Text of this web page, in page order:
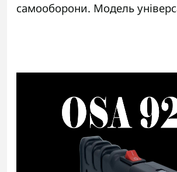
самооборони. Модель